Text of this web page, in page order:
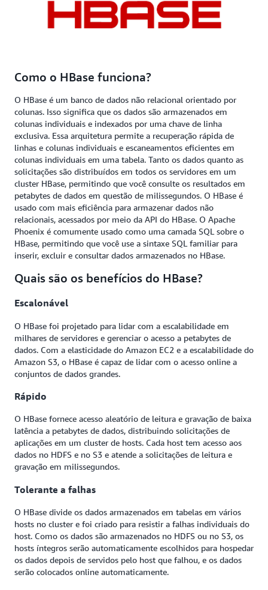
Como o HBase funciona?
O HBase é um banco de dados não relacional orientado por
colunas. Isso significa que os dados são armazenados em
colunas individuais e indexados por uma chave de linha
exclusiva. Essa arquitetura permite a recuperação rápida de
linhas e colunas individuais e escaneamentos eficientes em
colunas individuais em uma tabela. Tanto os dados quanto as
solicitações são distribuídos em todos os servidores em um
cluster HBase, permitindo que você consulte os resultados em
petabytes de dados em questão de milissegundos. O HBase é
usado com mais eficiência para armazenar dados não
relacionais, acessados por meio da API do HBase. O Apache
Phoenix é comumente usado como uma camada SQL sobre o
HBase, permitindo que você use a sintaxe SQL familiar para
inserir, excluir e consultar dados armazenados no HBase.
Quais são os benefícios do HBase?
Escalonável
O HBase foi projetado para lidar com a escalabilidade em
milhares de servidores e gerenciar o acesso a petabytes de
dados. Com a elasticidade do Amazon EC2 e a escalabilidade do
Amazon S3, o HBase é capaz de lidar com o acesso online a
conjuntos de dados grandes.
Rápido
O HBase fornece acesso aleatório de leitura e gravação de baixa
latência a petabytes de dados, distribuindo solicitações de
aplicações em um cluster de hosts. Cada host tem acesso aos
dados no HDFS e no S3 e atende a solicitações de leitura e
gravação em milissegundos.
Tolerante a falhas
O HBase divide os dados armazenados em tabelas em vários
hosts no cluster e foi criado para resistir a falhas individuais do
host. Como os dados são armazenados no HDFS ou no S3, os
hosts íntegros serão automaticamente escolhidos para hospedar
os dados depois de servidos pelo host que falhou, e os dados
serão colocados online automaticamente.